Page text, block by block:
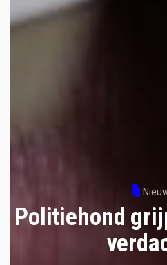
Politiehond